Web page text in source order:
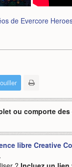
de Evercore
ou comporte des
libre Creative
.